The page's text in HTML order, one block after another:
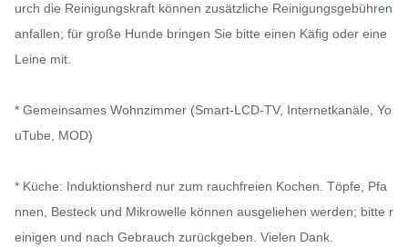
urch die Reinigungskraft können zusätzliche Reinigungsgebühren
anfallen; für große Hunde bringen Sie bitte einen Käfig oder eine
Leine mit.
* Gemeinsames Wohnzimmer (Smart-LCD-TV, Internetkanäle, Yo
uTube, MOD)
* Küche: Induktionsherd nur zum rauchfreien Kochen. Töpfe, Pfa
nnen, Besteck und Mikrowelle können ausgeliehen werden; bitte r
einigen und nach Gebrauch zurückgeben. Vielen Dank.